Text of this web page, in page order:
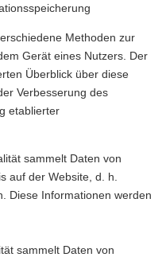
Methoden zur
Gerät eines Nutzers. Der
Überblick über diese
Verbesserung des
etablierter
sammelt Daten von
auf der Website, d. h.
Diese Informationen werden
sammelt Daten von